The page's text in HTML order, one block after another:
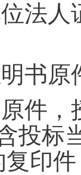
法
书原
件
投标
印